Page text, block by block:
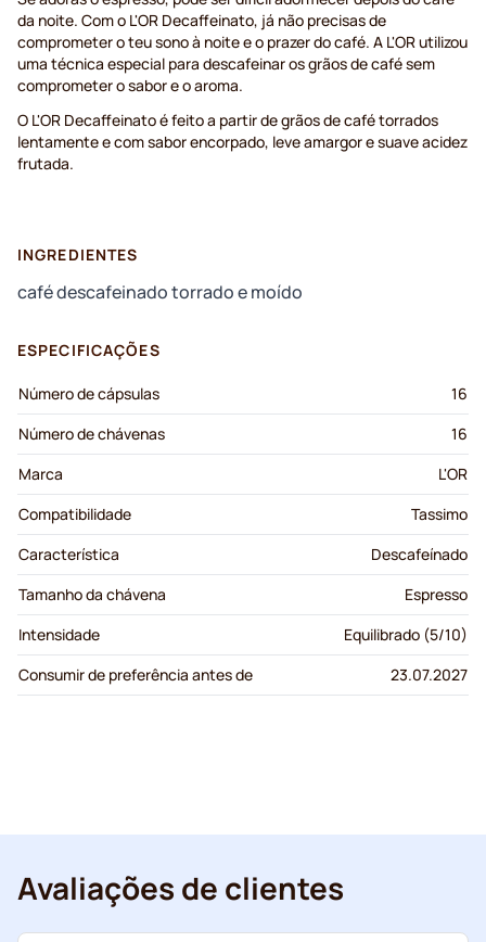
da noite. Com o L'OR Decaffeinato, já não precisas de
comprometer o teu sono à noite e o prazer do café. A L'OR utilizou
uma técnica especial para descafeinar os grãos de café sem
comprometer o sabor e o aroma.
O L'OR Decaffeinato é feito a partir de grãos de café torrados
lentamente e com sabor encorpado, leve amargor e suave acidez
frutada.
INGREDIENTES
café descafeinado torrado e moído
ESPECIFICAÇÕES
Número de cápsulas
16
Número de chávenas
16
Marca
L'OR
Compatibilidade
Tassimo
Característica
Descafeínado
Tamanho da chávena
Espresso
Intensidade
Equilibrado (5/10)
Consumir de preferência antes de
23.07.2027
Avaliações de clientes